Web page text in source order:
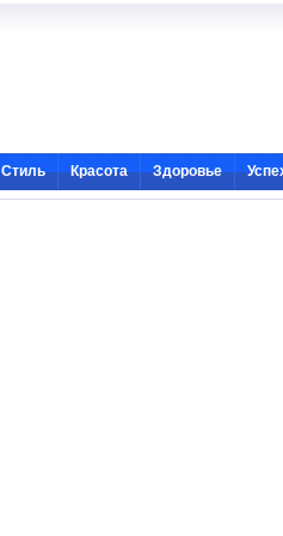
Стиль Красота Здоровье